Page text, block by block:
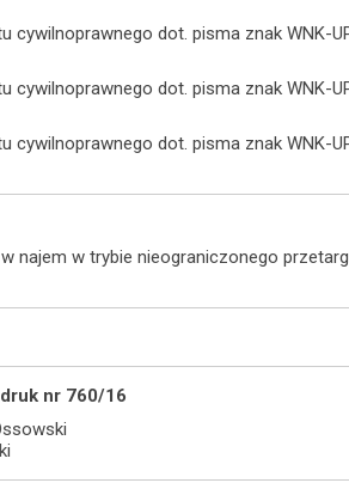
dot. pisma znak WNK-
dot. pisma znak WNK-
dot. pisma znak WNK-
najem w trybie nieograniczonego
nr 760/16